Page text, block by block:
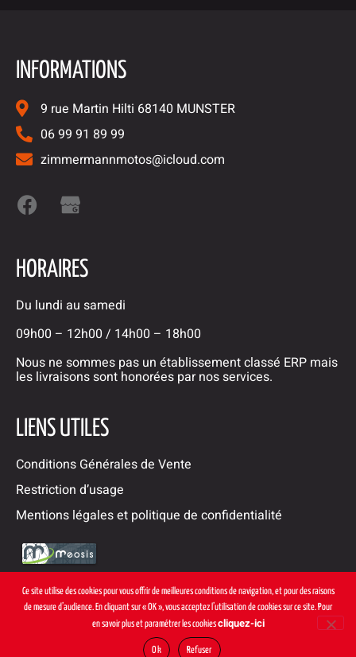
INFORMATIONS
9 rue Martin Hilti 68140 MUNSTER
06 99 91 89 99
zimmermannmotos@icloud.com
HORAIRES
Du lundi au samedi
09h00 – 12h00 / 14h00 – 18h00
Nous ne sommes pas un établissement classé ERP mais
les livraisons sont honorées par nos services.
LIENS UTILES
Conditions Générales de Vente
Restriction d’usage
Mentions légales et politique de confidentialité
Ce site utilise des cookies pour vous offrir de meilleures conditions de navigation, et pour des raisons
de mesure d’audience. En cliquant sur « OK », vous acceptez l’utilisation de cookies sur ce site. Pour
en savoir plus et paramétrer les cookiescliquez-ici
Ok Refuser